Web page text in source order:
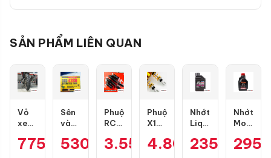
SẢN PHẨM LIÊN QUAN
Vỏ
xe
TT902
775.000₫
Sên
vàng
9 ly
530.000₫
Phuộc
RCB
S
3.550.000 ₫
Phuộc
X1R
Pro
4.800.000 ₫
Nhớt
Liqui
10W40
235.000₫
Nhớt
Motul
10W50